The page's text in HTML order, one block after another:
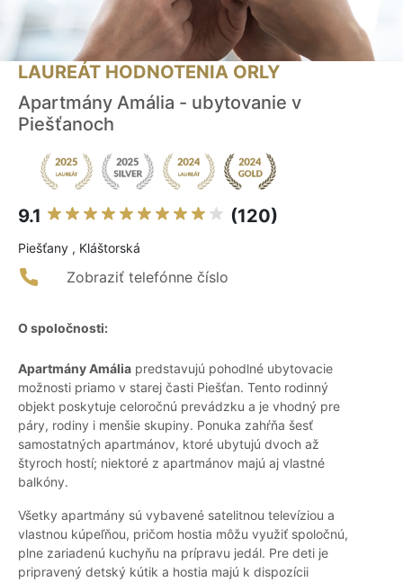
LAUREÁT HODNOTENIA ORLY
Apartmány Amália - ubytovanie v
Piešťanoch
9.1 (120)
Piešťany , Kláštorská
Zobraziť telefónne číslo
O spoločnosti:
Apartmány Amália predstavujú pohodlné ubytovacie
možnosti priamo v starej časti Piešťan. Tento rodinný
objekt poskytuje celoročnú prevádzku a je vhodný pre
páry, rodiny i menšie skupiny. Ponuka zahŕňa šesť
samostatných apartmánov, ktoré ubytujú dvoch až
štyroch hostí; niektoré z apartmánov majú aj vlastné
balkóny.
Všetky apartmány sú vybavené satelitnou televíziou a
vlastnou kúpeľňou, pričom hostia môžu využiť spoločnú,
plne zariadenú kuchyňu na prípravu jedál. Pre deti je
pripravený detský kútik a hostia majú k dispozícii